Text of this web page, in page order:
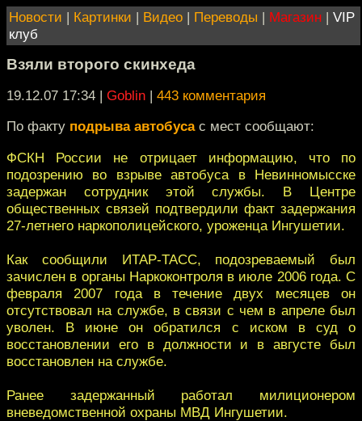
Новости | Картинки | Видео | Переводы | Магазин | VIP
клуб
Взяли второго скинхеда
19.12.07 17:34 | Goblin | 443 комментария
По факту подрыва автобусас мест сообщают:
ФСКН России не отрицает информацию, что по
подозрению во взрыве автобуса в Невинномысске
задержан сотрудник этой службы. В Центре
общественных связей подтвердили факт задержания
27-летнего наркополицейского, уроженца Ингушетии.
Как сообщили ИТАР-ТАСС, подозреваемый был
зачислен в органы Наркоконтроля в июле 2006 года. С
февраля 2007 года в течение двух месяцев он
отсутствовал на службе, в связи с чем в апреле был
уволен. В июне он обратился с иском в суд о
восстановлении его в должности и в августе был
восстановлен на службе.
Ранее задержанный работал милиционером
вневедомственной охраны МВД Ингушетии.